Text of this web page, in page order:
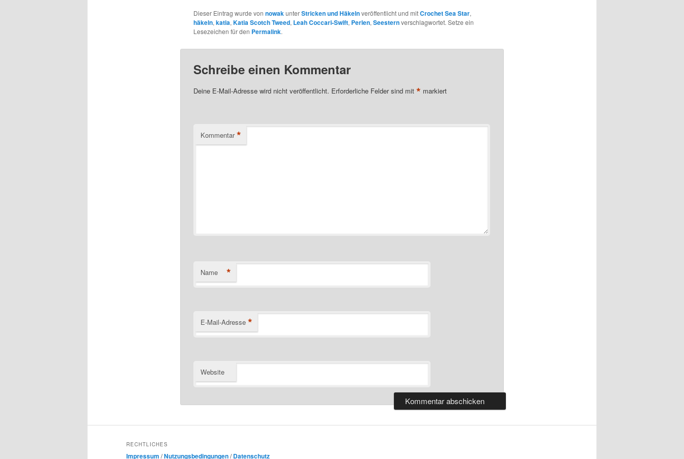
Dieser Eintrag wurde von nowakunterStricken und Häkelnveröffentlicht und mitCrochet Sea Star,
häkeln, katia, Katia Scotch Tweed, Leah Coccari-Swift, Perlen, Seesternverschlagwortet. Setze ein
Lesezeichen für den Permalink.
Schreibe einen Kommentar
Deine E-Mail-Adresse wird nicht veröffentlicht. Erforderliche Felder sind mit * markiert
Kommentar *
Name *
E-Mail-Adresse *
Website
RECHTLICHES
Impressum /Nutzungsbedingungen/Datenschutz